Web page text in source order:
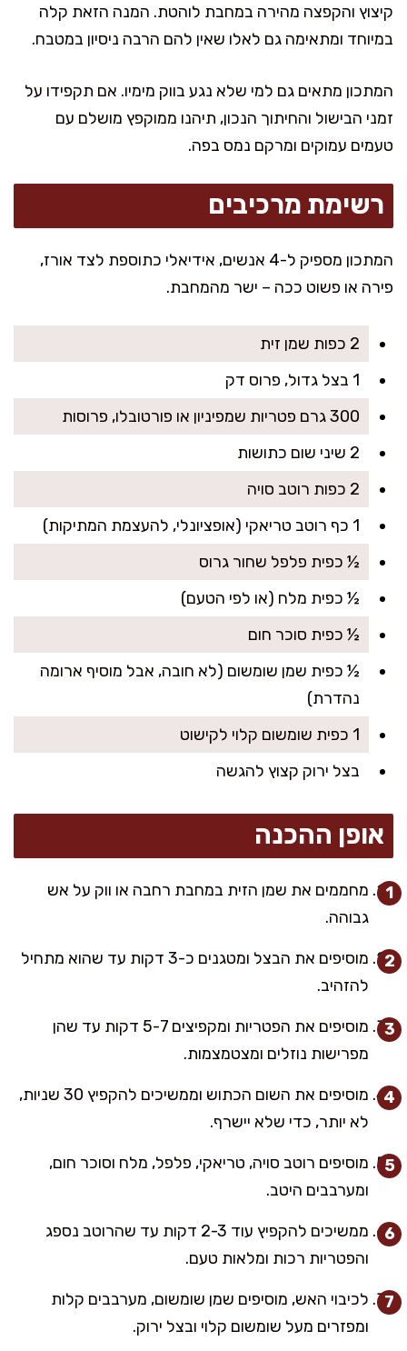
קיצוץ והקפצה מהירה במחבת לוהטת. המנה הזאת קלה
במיוחד ומתאימה גם לאלו שאין להם הרבה ניסיון במטבח.
המתכון מתאים גם למי שלא נגע בווק מימיו. אם תקפידו על
זמני הבישול והחיתוך הנכון, תיהנו ממוקפץ מושלם עם
טעמים עמוקים ומרקם נמס בפה.
רשימת מרכיבים
המתכון מספיק ל-4 אנשים, אידיאלי כתוספת לצד אורז,
פירה או פשוט ככה – ישר מהמחבת.
2 כפות שמן זית
1 בצל גדול, פרוס דק
300 גרם פטריות שמפיניון או פורטובלו, פרוסות
2 שיני שום כתושות
2 כפות רוטב סויה
1 כף רוטב טריאקי (אופציונלי, להעצמת המתיקות)
½ כפית פלפל שחור גרוס
½ כפית מלח (או לפי הטעם)
½ כפית סוכר חום
½ כפית שמן שומשום (לא חובה, אבל מוסיף ארומה
נהדרת)
1 כפית שומשום קלוי לקישוט
בצל ירוק קצוץ להגשה
אופן ההכנה
מחממים את שמן הזית במחבת רחבה או ווק על אש
גבוהה.
מוסיפים את הבצל ומטגנים כ-3 דקות עד שהוא מתחיל
להזהיב.
מוסיפים את הפטריות ומקפיצים 5-7 דקות עד שהן
מפרישות נוזלים ומצטמצמות.
מוסיפים את השום הכתוש וממשיכים להקפיץ 30 שניות,
לא יותר, כדי שלא יישרף.
מוסיפים רוטב סויה, טריאקי, פלפל, מלח וסוכר חום,
ומערבבים היטב.
ממשיכים להקפיץ עוד 2-3 דקות עד שהרוטב נספג
והפטריות רכות ומלאות טעם.
לכיבוי האש, מוסיפים שמן שומשום, מערבבים קלות
ומפזרים מעל שומשום קלוי ובצל ירוק.